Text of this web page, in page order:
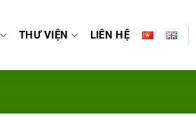
THƯ VIỆN LIÊN HỆ